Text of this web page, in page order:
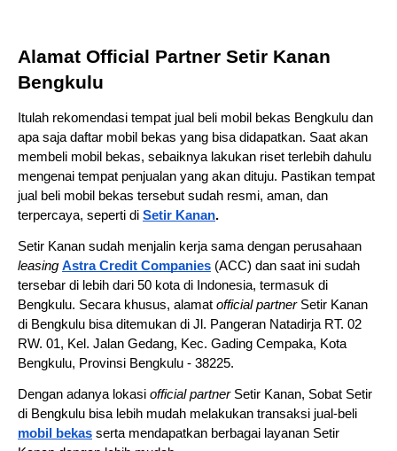
Alamat Official Partner Setir Kanan
Bengkulu
Itulah rekomendasi tempat jual beli mobil bekas Bengkulu dan
apa saja daftar mobil bekas yang bisa didapatkan. Saat akan
membeli mobil bekas, sebaiknya lakukan riset terlebih dahulu
mengenai tempat penjualan yang akan dituju. Pastikan tempat
jual beli mobil bekas tersebut sudah resmi, aman, dan
terpercaya, seperti di Setir Kanan.
leasing Astra Credit Companies (ACC) dan saat ini sudah
tersebar di lebih dari 50 kota di Indonesia, termasuk di
Bengkulu. Secara khusus, alamat official partner Setir Kanan
di Bengkulu bisa ditemukan di Jl. Pangeran Natadirja RT. 02
RW. 01, Kel. Jalan Gedang, Kec. Gading Cempaka, Kota
Bengkulu, Provinsi Bengkulu - 38225.
Dengan adanya lokasi official partner Setir Kanan, Sobat Setir
mobil bekas serta mendapatkan berbagai layanan Setir